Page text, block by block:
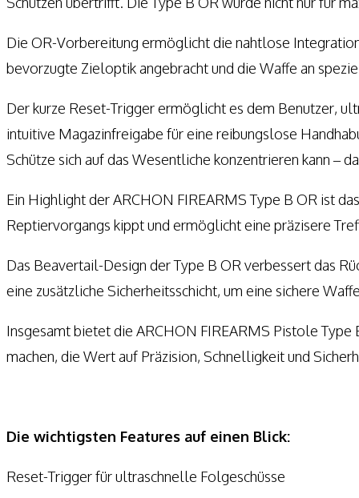
2
Menge
Die OR-Vorbereitung ermöglicht die nahtlose
bevorzugte Zieloptik angebracht und die Waffe an
Der kurze Reset-Trigger ermöglicht es dem Benutzer,
intuitive Magazinfreigabe für eine reibungslose
Schütze sich auf das Wesentliche konzentrieren kann –
Ein Highlight der ARCHON FIREARMS Type B OR ist
Reptiervorgangs kippt und ermöglicht eine präzisere
Das Beavertail-Design der Type B OR verbessert das
eine zusätzliche Sicherheitsschicht, um eine sichere
Insgesamt bietet die ARCHON FIREARMS Pistole Type
machen, die Wert auf Präzision, Schnelligkeit und
Die wichtigsten Features auf einen Blick:
Reset-Trigger für ultraschnelle Folgeschüsse